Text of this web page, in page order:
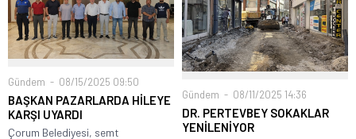
Gündem 08/15/2025 09:50
BAŞKAN PAZARLARDA HİLEYE
KARŞI UYARDI
Çorum Belediyesi, semt
Gündem 08/11/2025 14:36
DR. PERTEVBEY SOKAKLAR
YENİLENİYOR